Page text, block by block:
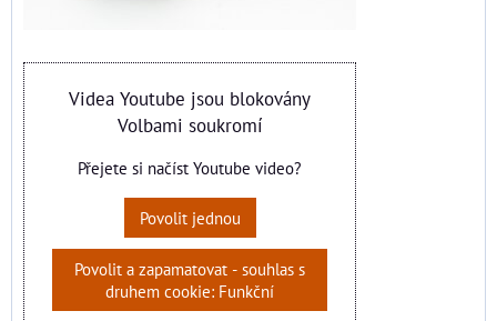
Videa Youtube jsou blokovány
Volbami soukromí
Přejete si načíst Youtube video?
Povolit jednou
Povolit a zapamatovat - souhlas s
druhem cookie: Funkční